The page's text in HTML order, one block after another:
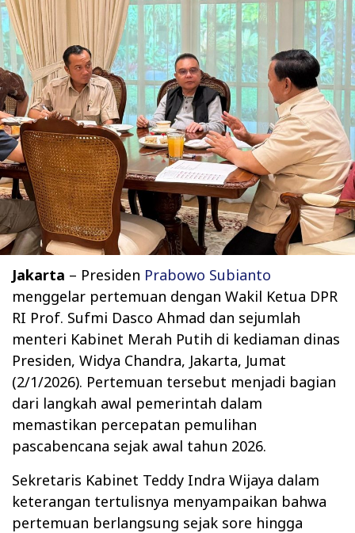
Jakarta – Presiden Prabowo Subianto
menggelar pertemuan dengan Wakil Ketua DPR
RI Prof. Sufmi Dasco Ahmad dan sejumlah
menteri Kabinet Merah Putih di kediaman dinas
Presiden, Widya Chandra, Jakarta, Jumat
(2/1/2026). Pertemuan tersebut menjadi bagian
dari langkah awal pemerintah dalam
memastikan percepatan pemulihan
pascabencana sejak awal tahun 2026.
Sekretaris Kabinet Teddy Indra Wijaya dalam
keterangan tertulisnya menyampaikan bahwa
pertemuan berlangsung sejak sore hingga